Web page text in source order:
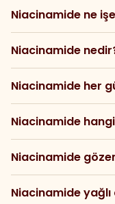
Niacinamide ne
Niacinamide
Niacinamide her
Niacinamide
Niacinamide
Niacinamide